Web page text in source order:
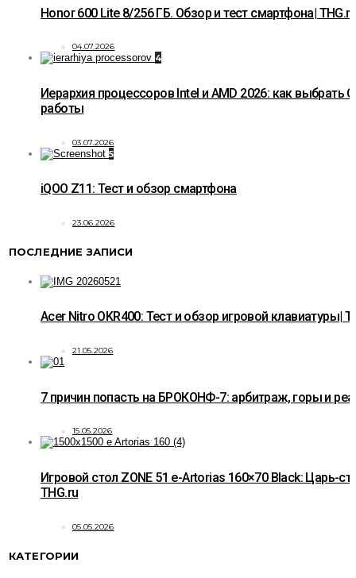
Honor 600 Lite 8/256 ГБ. Обзор и тест смартфона| THG.ru
04.07.2026
4
Иерархия процессоров Intel и AMD 2026: как выбрать
работы
03.07.2026
5
iQOO Z11: Тест и обзор смартфона
23.06.2026
ПОСЛЕДНИЕ ЗАПИСИ
Acer Nitro OKR400: Тест и обзор игровой клавиатуры|
21.05.2026
7 причин попасть на БРОКОНФ-7: арбитраж, горы и
15.05.2026
Игровой стол ZONE 51 e-Artorias 160×70 Black: Царь-
THG.ru
05.05.2026
КАТЕГОРИИ